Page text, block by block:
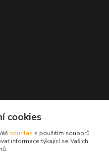
cookies
souhlas s použitím souborů
informace týkající se Vašich